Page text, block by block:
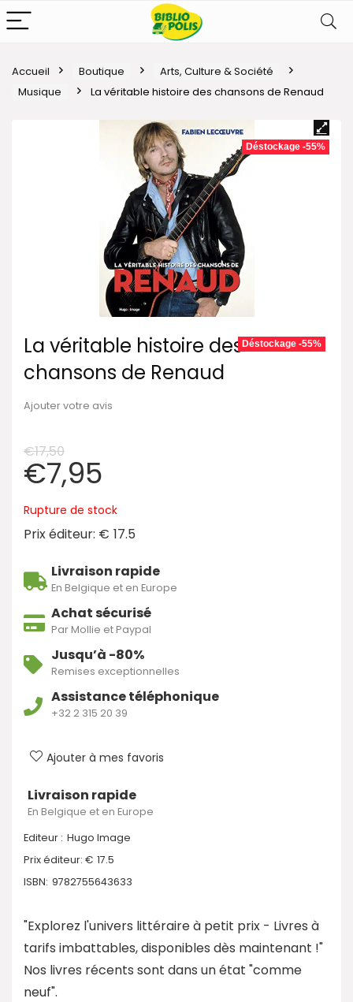
Accueil Boutique
Arts, Culture & Société
Musique
La véritable histoire des chansons de Renaud
Déstockage -55%
La véritable histoire des
chansons de Renaud
Ajouter votre avis
€17,50
€7,95
Déstockage -55%
Rupture de stock
Prix éditeur: € 17.5
Livraison rapide
En Belgique et en Europe
Achat sécurisé
Par Mollie et Paypal
Jusqu’à -80%
Remises exceptionnelles
Assistance téléphonique
+32 2 315 20 39
Ajouter à mes favoris
Livraison rapide
En Belgique et en Europe
Editeur : Hugo Image
Prix éditeur: € 17.5
ISBN: 9782755643633
"Explorez l'univers littéraire à petit prix - Livres à
tarifs imbattables, disponibles dès maintenant !"
Nos livres récents sont dans un état "comme
neuf".